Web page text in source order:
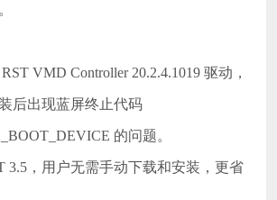
VMD Controller 20.2.4.1019 驱动，
后出现蓝屏终止代码
的问题。
，用户无需手动下载和安装，更省